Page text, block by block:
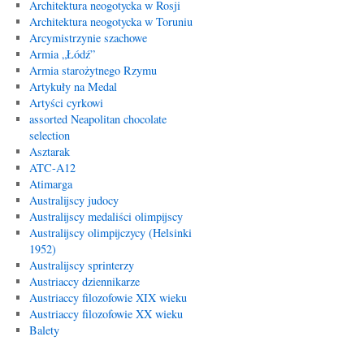
Architektura neogotycka w Rosji
Architektura neogotycka w Toruniu
Arcymistrzynie szachowe
Armia „Łódź”
Armia starożytnego Rzymu
Artykuły na Medal
Artyści cyrkowi
assorted Neapolitan chocolate
selection
Asztarak
ATC-A12
Atimarga
Australijscy judocy
Australijscy medaliści olimpijscy
Australijscy olimpijczycy (Helsinki
1952)
Australijscy sprinterzy
Austriaccy dziennikarze
Austriaccy filozofowie XIX wieku
Austriaccy filozofowie XX wieku
Balety